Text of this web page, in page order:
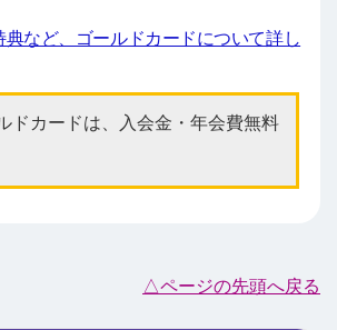
典など、ゴールドカードについて詳し
ドカードは、入会金・年会費無料
△ページの先頭へ戻る